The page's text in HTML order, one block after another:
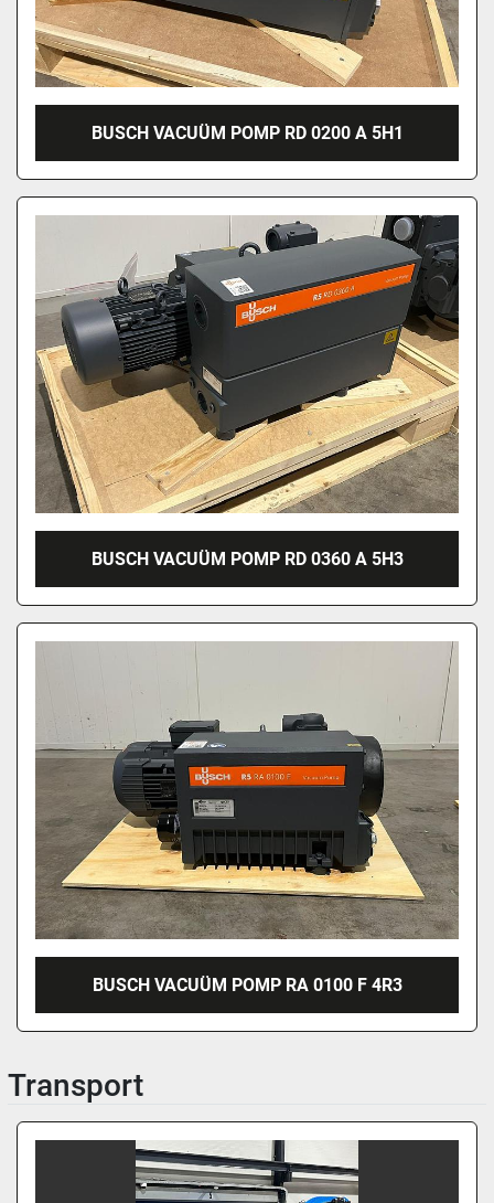
BUSCH VACUÜM POMP RD 0200 A 5H1
BUSCH VACUÜM POMP RD 0360 A 5H3
BUSCH VACUÜM POMP RA 0100 F 4R3
Transport